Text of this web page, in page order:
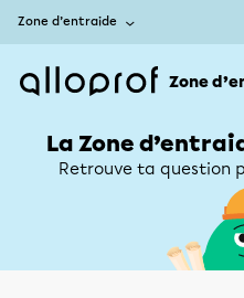
Zone d’entraide
Zone
La Zone
Retrouve ta question